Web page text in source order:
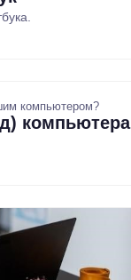
компьютером?
компьютера